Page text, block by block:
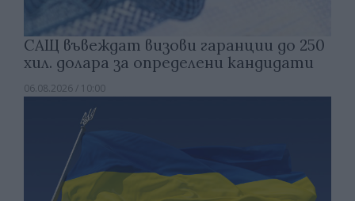
САЩ въвеждат визови гаранции до 250
хил. долара за определени кандидати
06.08.2026 / 10:00